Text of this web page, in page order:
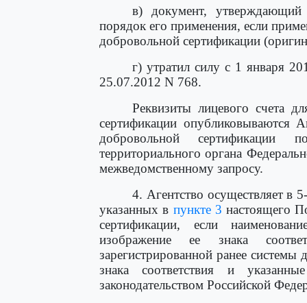
в) документ, утверждающий
порядок его применения, если
добровольной сертификации
г) утратил силу с 1 января
25.07.2012 N 768.
Реквизиты лицевого счета
сертификации опубликовываются
добровольной сертификации
территориального органа
межведомственному запросу.
4. Агентство осуществляет в
указанных в пункте 3 настоящего
сертификации, если
изображение ее знака
зарегистрированной ранее
знака соответствия и
законодательством Российской